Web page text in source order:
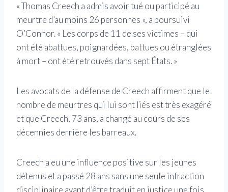
« Thomas Creech a admis avoir tué ou participé au
meurtre d’au moins 26 personnes », a poursuivi
O’Connor. « Les corps de 11 de ses victimes – qui
ont été abattues, poignardées, battues ou étranglées
à mort – ont été retrouvés dans sept États. »
Les avocats de la défense de Creech affirment que le
nombre de meurtres qui lui sont liés est très exagéré
et que Creech, 73 ans, a changé au cours de ses
décennies derrière les barreaux.
Creech a eu une influence positive sur les jeunes
détenus et a passé 28 ans sans une seule infraction
disciplinaire avant d’être traduit en justice une fois